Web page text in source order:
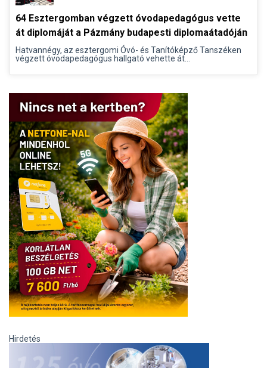
64 Esztergomban végzett óvodapedagógus vette
át diplomáját a Pázmány budapesti diplomaátadóján
Hatvannégy, az esztergomi Óvó- és Tanítóképző Tanszéken
végzett óvodapedagógus hallgató vehette át...
Hirdetés